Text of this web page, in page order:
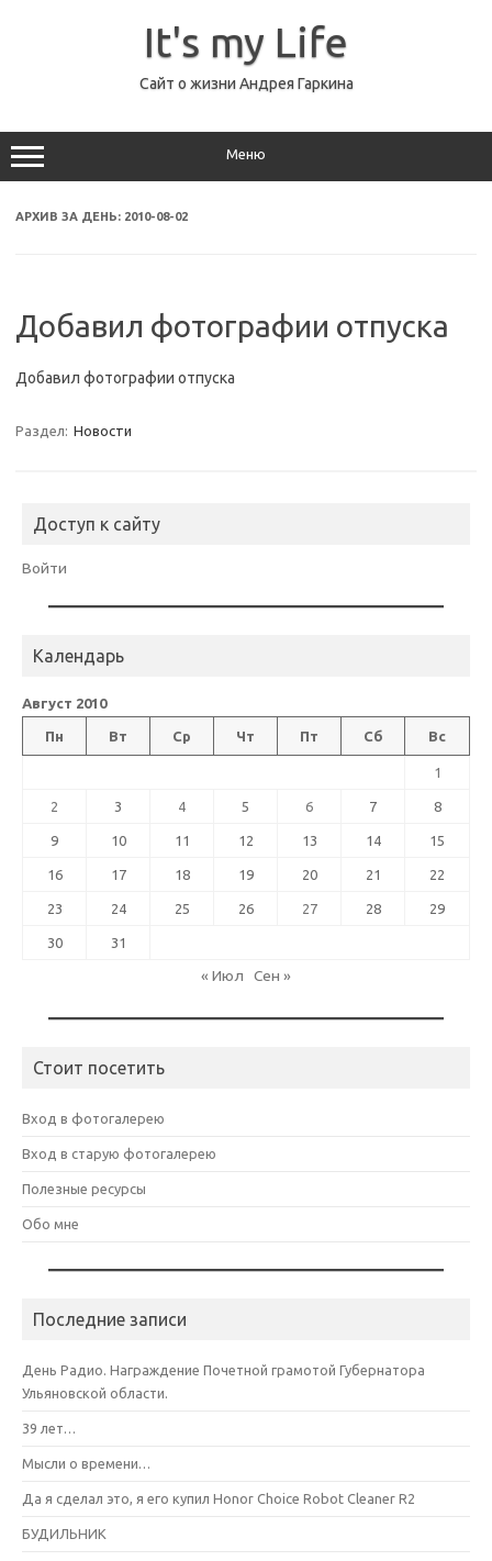
It's my Life
Сайт о жизни Андрея Гаркина
Меню
АРХИВ ЗА ДЕНЬ: 2010-08-02
Добавил фотографии отпуска
Добавил фотографии отпуска
Раздел: Новости
Доступ к сайту
Войти
Календарь
Август 2010
Пн Вт Ср Чт Пт Сб Вс
1
2 3 4 5 6 7 8
9 10 11 12 13 14 15
16 17 18 19 20 21 22
23 24 25 26 27 28 29
30 31
« Июл Сен »
Стоит посетить
Вход в фотогалерею
Вход в старую фотогалерею
Полезные ресурсы
Обо мне
Последние записи
День Радио. Награждение Почетной грамотой Губернатора
Ульяновской области.
39 лет…
Мысли о времени…
Да я сделал это, я его купил Honor Choice Robot Cleaner R2
БУДИЛЬНИК